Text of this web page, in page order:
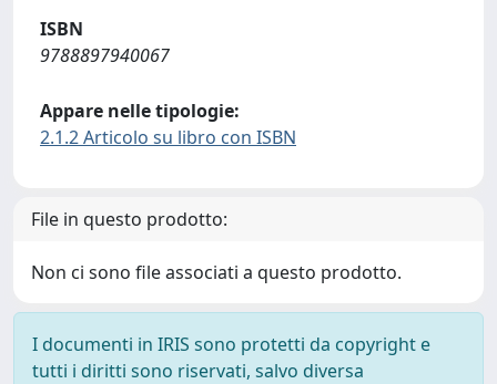
ISBN
9788897940067
Appare nelle tipologie:
2.1.2 Articolo su libro con ISBN
File in questo prodotto:
Non ci sono file associati a questo prodotto.
I documenti in IRIS sono protetti da copyright e
tutti i diritti sono riservati, salvo diversa